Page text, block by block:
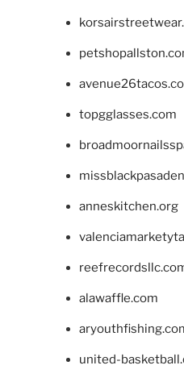
topgglasses.com
anneskitchen.org
alawaffle.com
united-